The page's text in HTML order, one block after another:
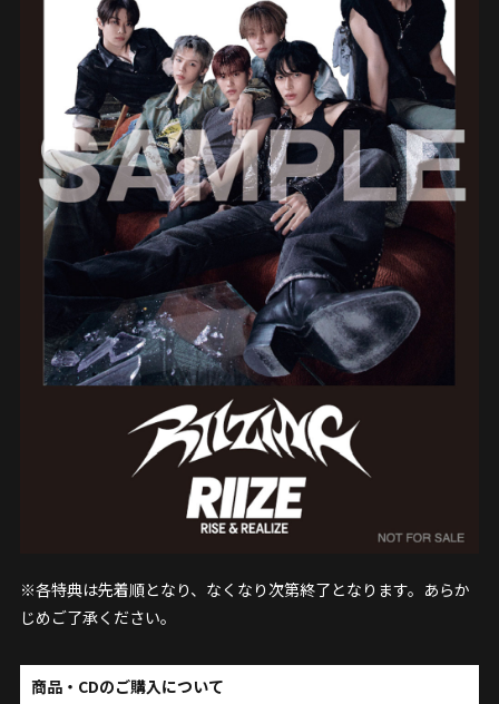
※各特典は先着順となり、なくなり次第終了となります。あらか
じめご了承ください。
商品・CDのご購入について